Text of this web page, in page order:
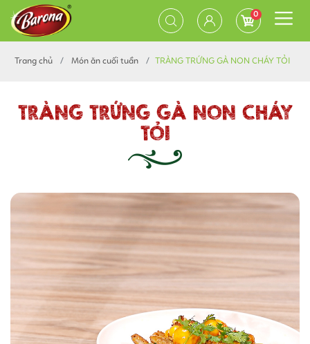
0
Trang chủ Món ăn cuối tuần TRÀNG TRỨNG GÀ NON CHÁY TỎI
TRÀNG TRỨNG GÀ NON CHÁY
TỎI